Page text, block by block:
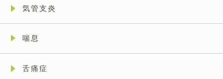
気管支炎
喘息
舌痛症